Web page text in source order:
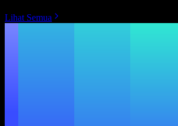
Lihat Semua